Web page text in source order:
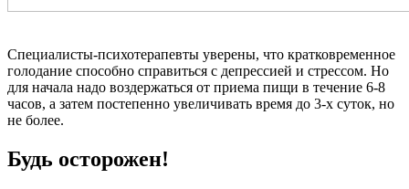
Специалисты-психотерапевты уверены, что кратковременное
голодание способно справиться с депрессией и стрессом. Но
для начала надо воздержаться от приема пищи в течение 6-8
часов, а затем постепенно увеличивать время до 3-х суток, но
не более.
Будь осторожен!